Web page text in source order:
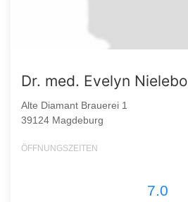
Dr. med. Evelyn
Alte Diamant Brauerei 1
39124 Magdeburg
ÖFFNUNGSZEITEN
7.0